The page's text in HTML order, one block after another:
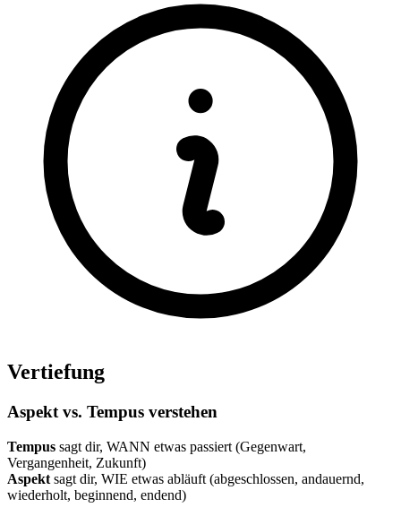
Vertiefung
Aspekt vs. Tempus verstehen
Tempus sagt dir, WANN etwas passiert (Gegenwart,
Vergangenheit, Zukunft)
Aspekt sagt dir, WIE etwas abläuft (abgeschlossen, andauernd,
wiederholt, beginnend, endend)